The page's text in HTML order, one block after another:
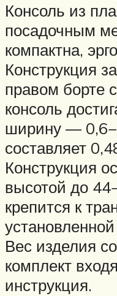
Консоль из
посадочным
компактна,
Конструкция
правом борте
консоль
ширину —
составляет
Конструкция
высотой до
крепится к
Вес изделия
комплект
инструкция.